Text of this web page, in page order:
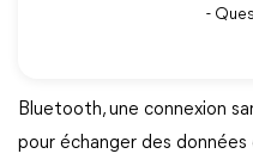
-
Bluetooth, une connexion
pour échanger des